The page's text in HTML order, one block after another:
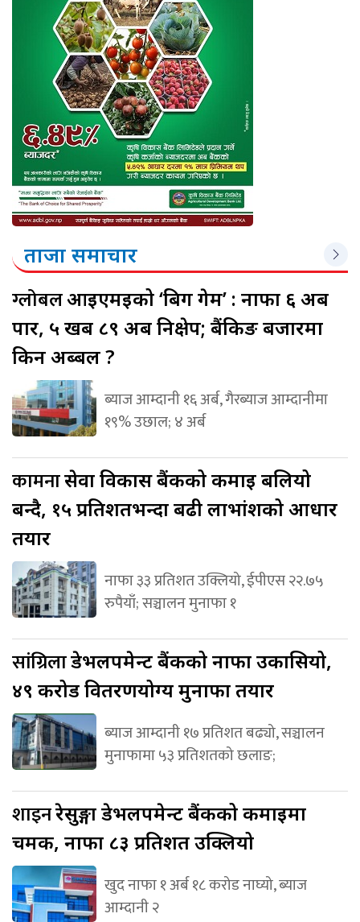
ताजा समाचार
ग्लोबलआइएमईको ‘बिग गेम’ : नाफा ६ अर्ब
पार, ५ खर्ब ८९ अर्ब निक्षेप; बैंकिङ बजारमा
किन अब्बल ?
ब्याज आम्दानी १६ अर्ब, गैरब्याज आम्दानीमा
१९% उछाल; ४ अर्ब
कामनासेवा विकास बैंकको कमाइ बलियो
बन्दै, १५ प्रतिशतभन्दा बढी लाभांशको आधार
तयार
नाफा ३३ प्रतिशत उक्लियो, ईपीएस २२.७५
रुपैयाँ; सञ्चालन मुनाफा १
सांग्रिलाडेभलपमेन्ट बैंकको नाफा उकासियो,
४९ करोड वितरणयोग्य मुनाफा तयार
ब्याज आम्दानी १७ प्रतिशत बढ्यो, सञ्चालन
मुनाफामा ५३ प्रतिशतको छलाङ;
शाइनरेसुङ्गा डेभलपमेन्ट बैंकको कमाइमा
चमक, नाफा ८३ प्रतिशत उक्लियो
खुद नाफा १ अर्ब १८ करोड नाघ्यो, ब्याज
आम्दानी २